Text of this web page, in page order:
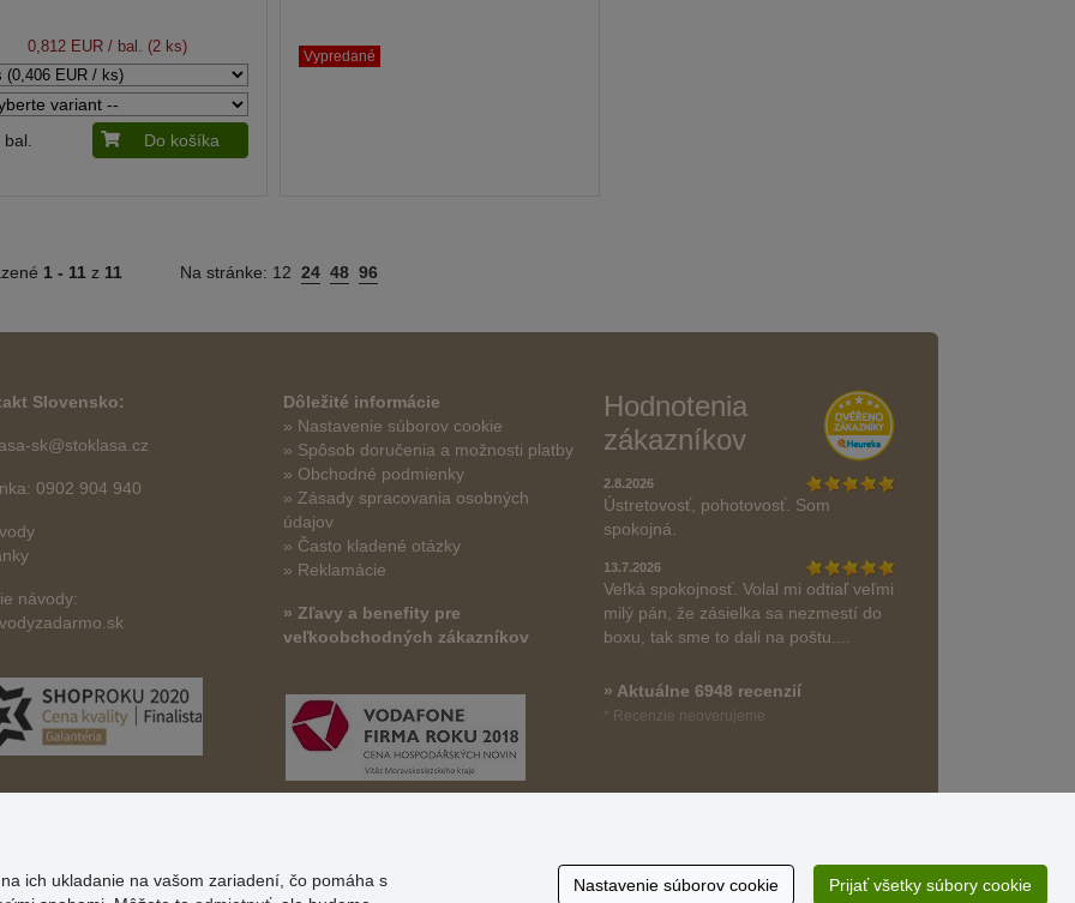
0,812 EUR/ bal. (2 ks)
bal. Do košíka
Vypredané
1 - 11 z 11 Na stránke: 12 24 48 96
Slovensko:
sk@stoklasa.cz
0902 904 940
návody:
Dôležité informácie
» Nastavenie súborov cookie
» Spôsob doručenia a možnosti platby
» Obchodné podmienky
» Zásady spracovania osobných
údajov
» Často kladené otázky
» Reklamácie
» Zľavy a benefity pre
veľkoobchodných zákazníkov
Hodnotenia
zákazníkov
2.8.2026
Ústretovosť, pohotovosť. Som
spokojná.
13.7.2026
Veľká spokojnosť. Volal mi odtiaľ veľmi
milý pán, že zásielka sa nezmestí do
boxu, tak sme to dali na poštu....
» Aktuálne 6948 recenzií
* Recenzie neoverujeme
ich ukladanie na vašom zariadení, čo pomáha s
Nastavenie súborov cookie Prijať všetky súbory cookie